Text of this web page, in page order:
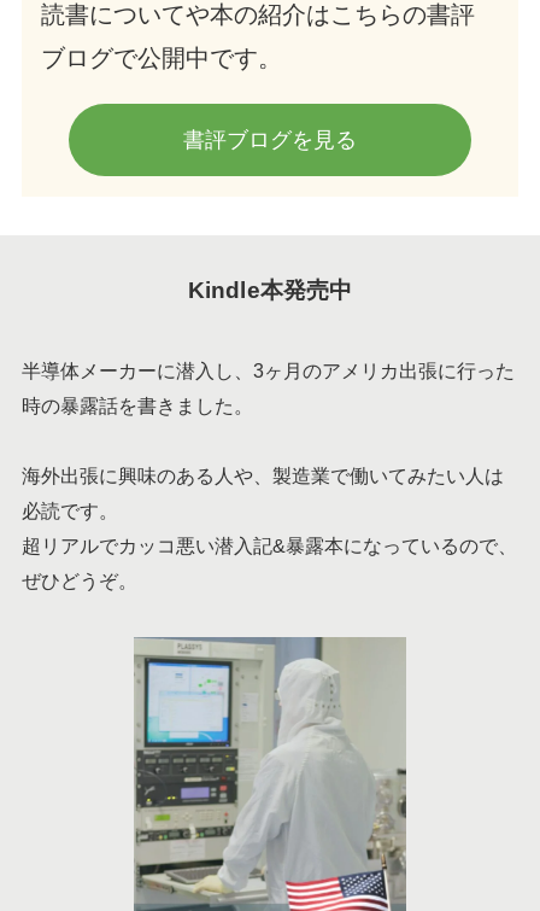
読書についてや本の紹介はこちらの書評
ブログで公開中です。
書評ブログを見る
Kindle本発売中
半導体メーカーに潜入し、3ヶ月のアメリカ出張に行った
時の暴露話を書きました。
海外出張に興味のある人や、製造業で働いてみたい人は
必読です。
超リアルでカッコ悪い潜入記&暴露本になっているので、
ぜひどうぞ。